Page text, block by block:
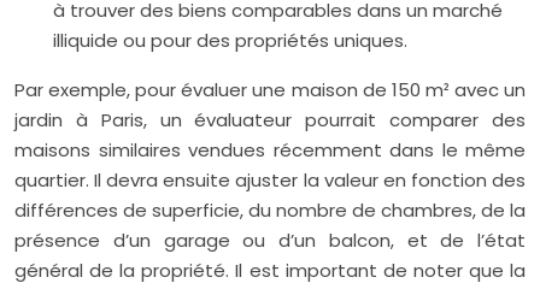
à trouver des biens comparables dans un marché
illiquide ou pour des propriétés uniques.
Par exemple, pour évaluer une maison de 150 m² avec un
jardin à Paris, un évaluateur pourrait comparer des
maisons similaires vendues récemment dans le même
quartier. Il devra ensuite ajuster la valeur en fonction des
différences de superficie, du nombre de chambres, de la
présence d’un garage ou d’un balcon, et de l’état
général de la propriété. Il est important de noter que la